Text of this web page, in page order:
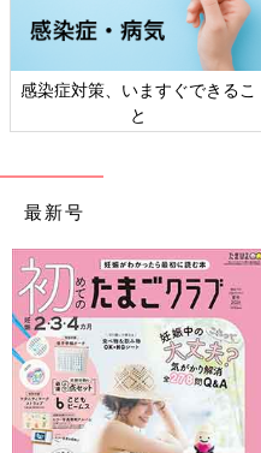
感染症対策、いますぐできるこ
と
最新号